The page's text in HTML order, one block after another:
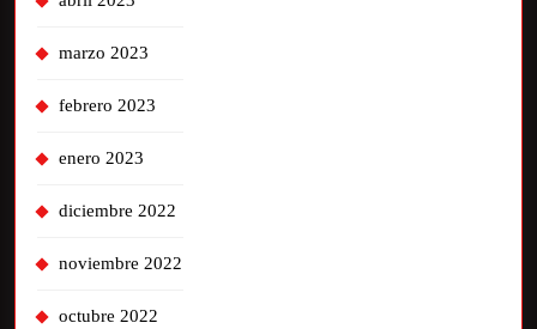
marzo 2023
febrero 2023
enero 2023
diciembre 2022
noviembre 2022
octubre 2022